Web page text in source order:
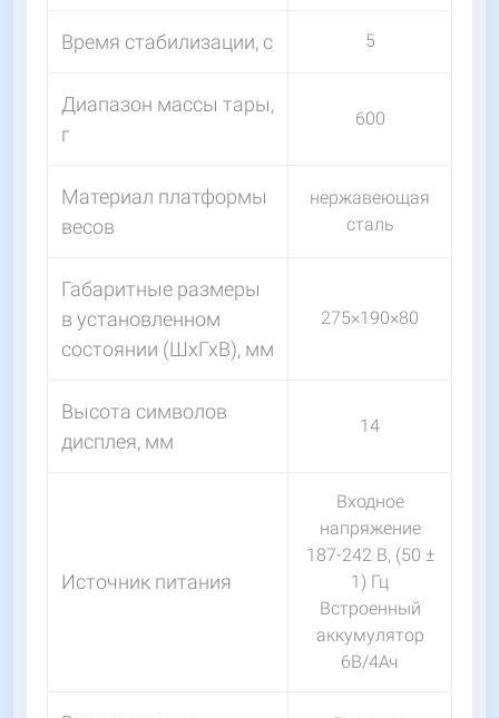
Время стабилизации, с 5
Диапазон массы тары,
г
600
Материал платформы
весов
нержавеющая
сталь
Габаритные размеры
в установленном
состоянии (ШхГхВ), мм
275×190×80
Высота символов
дисплея, мм
14
Источник питания
Входное
напряжение
187-242 В, (50 ±
1) Гц
Встроенный
аккумулятор
6В/4Ач